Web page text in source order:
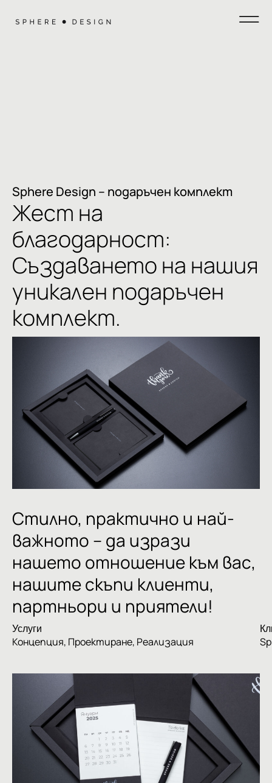
Sphere Design – подаръчен комплект
Жест на
благодарност:
Създаването на нашия
уникален подаръчен
комплект.
Стилнo, практичнo и най-
важното – да изрази
нашето отношение към вас,
нашитескъпи клиенти,
партньори и приятели!
Услуги
Концепция, Проектиране, Реализация